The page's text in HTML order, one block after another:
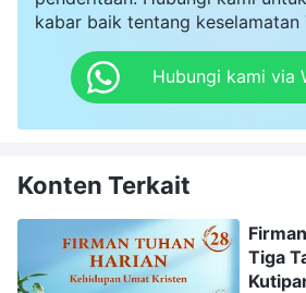
kabar baik tentang keselamatan
Hubungi kami via
Konten Terkait
Tiga